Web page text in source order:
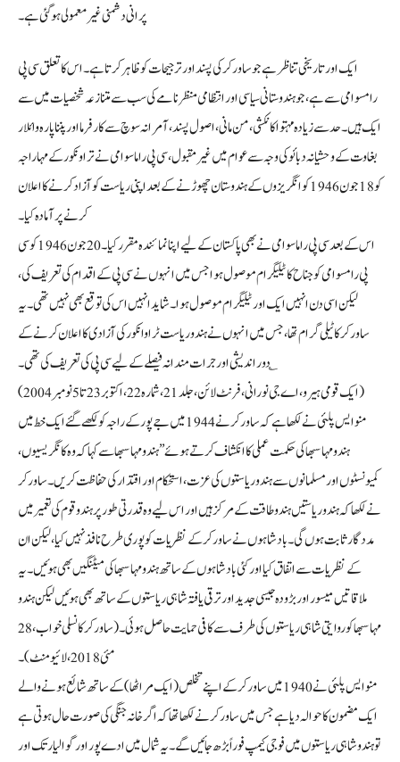
پرانی دشمنی غیر معمولی ہو گئی ہے۔
ایک اور تاریخی تناظر ہے جو ساورکر کی پسند اور ترجیحات کو ظاہر کرتا ہے۔ اس کا تعلق سی پی
رامسوامی سے ہے، جو ہندوستانی سیاسی اور انتظامی منظر نامے کی سب سے متنازعہ شخصیات میں سے
ایک ہیں۔ حد سے زیادہ مہتواکانکشی، من مانی، اصول پسند، آمرانہ سوچ سے کارفرما اور پنناپارہ وائلار
بغاوت کے وحشیانہ دبائو کی وجہ سے عوام میں غیر مقبول، سی پی راماسوامی نے تراونکور کے مہاراجہ
کو 18 جون 1946 کو انگریزوں کے ہندوستان چھوڑنے کے بعد اپنی ریاست کو آزاد کرنے کا اعلان
کرنے پر آمادہ کیا۔
اس کے بعد سی پی راما سوامی نے بھی پاکستان کے لیے اپنا نمائندہ مقرر کیا۔ 20 جون 1946 کو سی
پی رامسوامی کو جناح کا ٹیلیگرام موصول ہوا جس میں انہوں نے سی پی کے اقدام کی تعریف کی،
لیکن اسی دن انہیں ایک اور ٹیلیگرام موصول ہوا۔ شاید انہیں اس کی توقع بھی نہیں تھی۔ یہ
ساورکر کا ٹیلی گرام تھا، جس میں انہوں نے ہندو ریاست ٹراوانکور کی آزادی کا اعلان کرنے کے
دور اندیشی اور جرات مندانہ فیصلے کے لیے سی پی کی تعریف کی تھی۔ ؎
(ایک قومی ہیرو، اے جی نورانی، فرنٹ لائن، جلد 21، شمارہ 22، اکتوبر 23 تا 5 نومبر 2004)
منو ایس پلئی نے لکھا ہے کہ ساورکر نے 1944 میں جے پور کے راجہ کو لکھے گئے ایک خط میں
ہندو مہاسبھا کی حکمت عملی کا انکشاف کرتے ہوئے ’’ ہندو مہاسبھا سے کہا کہ وہ کانگریسیوں،
کمیونسٹوں اور مسلمانوں سے ہندو ریاستوں کی عزت، استحکام اور اقتدار کی حفاظت کریں۔ ساورکر
نے لکھا کہ ہندو ریاستیں ہندو طاقت کے مرکز ہیں اور اس لیے وہ قدرتی طور پر ہندو قوم کی تعمیر میں
مددگار ثابت ہوں گی۔ بادشاہوں نے ساورکر کے نظریات کو پوری طرح نافذ نہیں کیا، لیکن ان
کے نظریات سے اتفاق کیا اور کئی بادشاہوں کے ساتھ ہندو مہاسبھا کی میٹنگیں بھی ہوئیں۔ یہ
ملاقاتیں میسور اور بڑودہ جیسی جدید اور ترقی یافتہ شاہی ریاستوں کے ساتھ بھی ہوئیں لیکن ہندو
مہاسبھا کو روایتی شاہی ریاستوں کی طرف سے کافی حمایت حاصل ہوئی۔ (ساورکر کا نسلی خواب، 28
مئی 2018، لائیو منٹ)۔
منو ایس پلئی نے 1940 میں ساورکر کے اپنے تخلص (ایک مراٹھا) کے ساتھ شائع ہونے والے
ایک مضمون کا حوالہ دیا ہے جس میں ساورکر نے لکھا تھا کہ اگر خانہ جنگی کی صورت حال ہوتی ہے
تو ہندو شاہی ریاستوں میں فوجی کیمپ فوراً بڑھ جائیں گے۔ یہ شمال میں ادے پور اور گوالیار تک اور